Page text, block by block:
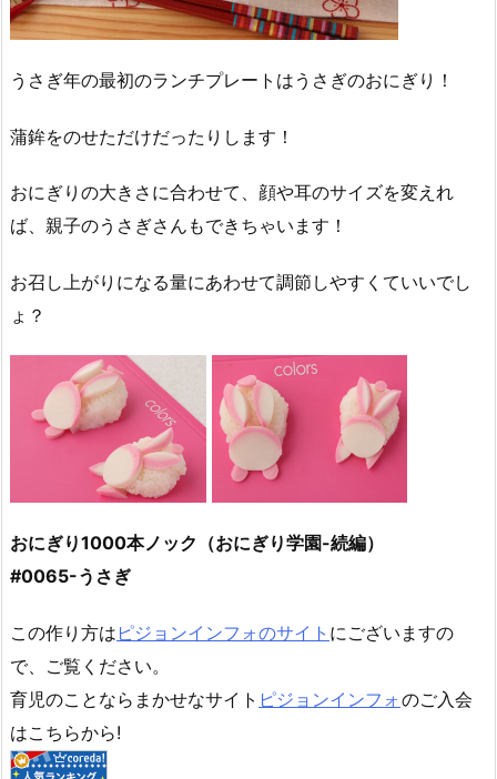
うさぎ年の最初のランチプレートはうさぎのおにぎり！
蒲鉾をのせただけだったりします！
おにぎりの大きさに合わせて、顔や耳のサイズを変えれ
ば、親子のうさぎさんもできちゃいます！
お召し上がりになる量にあわせて調節しやすくていいでし
ょ？
おにぎり1000本ノック（おにぎり学園-続編）
#0065-うさぎ
この作り方は ピジョンインフォのサイト にございますの
で、ご覧ください。
育児のことならまかせなサイト ピジョンインフォのご入会
はこちらから!